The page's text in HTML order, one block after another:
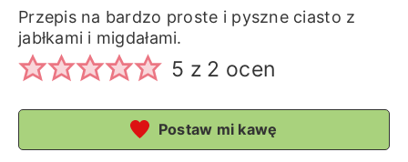
Przepis na bardzo proste i pyszne ciasto z
jabłkami i migdałami.
5 z 2 ocen
Postaw mi kawę